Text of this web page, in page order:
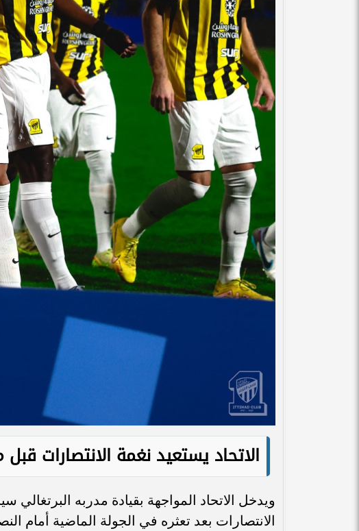
الاتحاد يستعيد نغمة الانتصارات
ويدخل الاتحاد المواجهة بقيادة مدربه
الانتصارات بعد تعثره في الجولة الماضية أمام